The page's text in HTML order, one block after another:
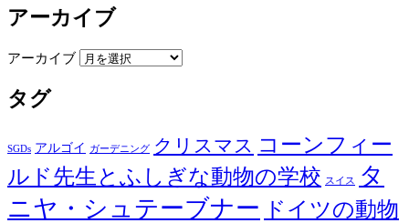
アーカイブ
アーカイブ
タグ
SGDs アルゴイ ガーデニング クリスマス コーンフィー
ルド先生とふしぎな動物の学校 スイス
タ
ニヤ・シュテーブナー ドイツの動物